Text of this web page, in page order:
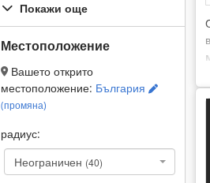
Покажи още
Местоположение
Вашето открито
местоположение: България
(промяна)
радиус:
Неограничен (40)